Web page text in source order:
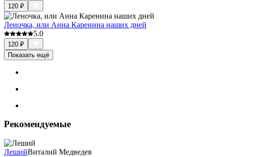
120 ₽
Леночка, или Анна Каренина наших дней
5.0
120 ₽
Показать ещё
Рекомендуемые
ЛешийВиталий Медведев